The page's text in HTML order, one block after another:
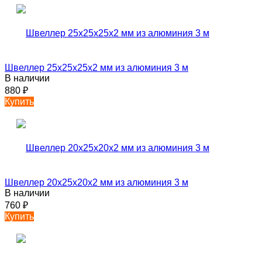
Швеллер 25х25х25х2 мм из алюминия 3 м
В наличии
880 ₽
Купить
Швеллер 20х25х20х2 мм из алюминия 3 м
В наличии
760 ₽
Купить